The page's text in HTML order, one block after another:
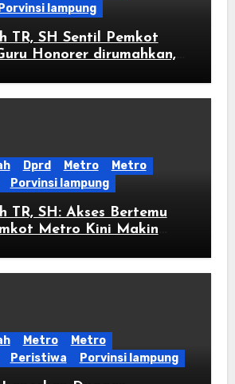
Porvinsi lampung
TR, SH Sentil Pemkot
Honorer dirumahkan,
Dprd Metro
Metro
Porvinsi lampung
TR, SH: Akses Bertemu
Metro Kini Makin
Metro
Metro
Peristiwa Porvinsi lampung